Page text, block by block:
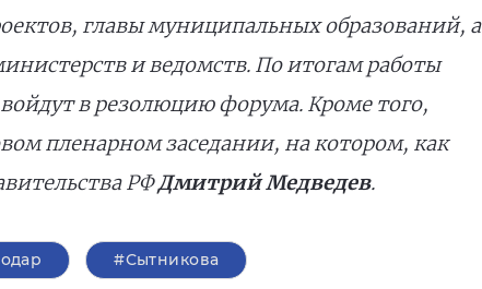
главы муниципальных образований, а
и ведомств. По итогам работы
в резолюцию форума. Кроме того,
пленарном заседании, на котором, как
РФДмитрий Медведев.
#Сытникова